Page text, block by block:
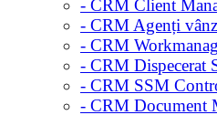
- CRM Client
- CRM Agenți
- CRM
- CRM Dispecerat
- CRM SSM
- CRM Document